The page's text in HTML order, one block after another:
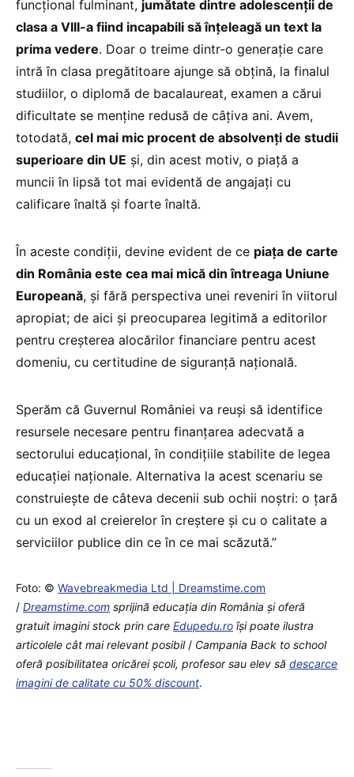
funcțional fulminant, jumătate dintre adolescenții de
clasa a VIII-a fiind incapabili să înțeleagă un text la
prima vedere. Doar o treime dintr-o generație care
intră în clasa pregătitoare ajunge să obțină, la finalul
studiilor, o diplomă de bacalaureat, examen a cărui
dificultate se menține redusă de câțiva ani. Avem,
totodată, cel mai mic procent de absolvenți de studii
superioare din UE și, din acest motiv, o piață a
muncii în lipsă tot mai evidentă de angajați cu
calificare înaltă și foarte înaltă.
În aceste condiții, devine evident de ce piața de carte
din România este cea mai mică din întreaga Uniune
Europeană, și fără perspectiva unei reveniri în viitorul
apropiat; de aici și preocuparea legitimă a editorilor
pentru creșterea alocărilor financiare pentru acest
domeniu, cu certitudine de siguranță națională.
Sperăm că Guvernul României va reuși să identifice
resursele necesare pentru finanțarea adecvată a
sectorului educațional, în condițiile stabilite de legea
educației naționale. Alternativa la acest scenariu se
construiește de câteva decenii sub ochii noștri: o țară
cu un exod al creierelor în creștere și cu o calitate a
serviciilor publice din ce în ce mai scăzută.”
Foto: © Wavebreakmedia Ltd | Dreamstime.com
/ Dreamstime.com sprijină educaţia din România şi oferă
gratuit imagini stock prin care Edupedu.ro îşi poate ilustra
articolele cât mai relevant posibil/ Campania Back to school
oferă posibilitatea oricărei școli, profesor sau elev să descarce
imagini de calitate cu 50% discount.